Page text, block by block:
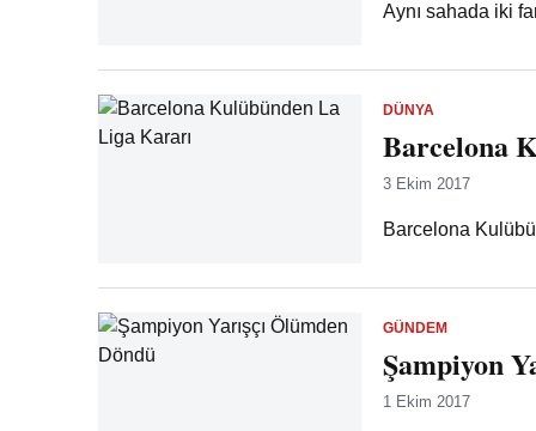
Aynı sahada iki
DÜNYA
Barcelona
3 Ekim 2017
Barcelona
GÜNDEM
Şampiyon
1 Ekim 2017